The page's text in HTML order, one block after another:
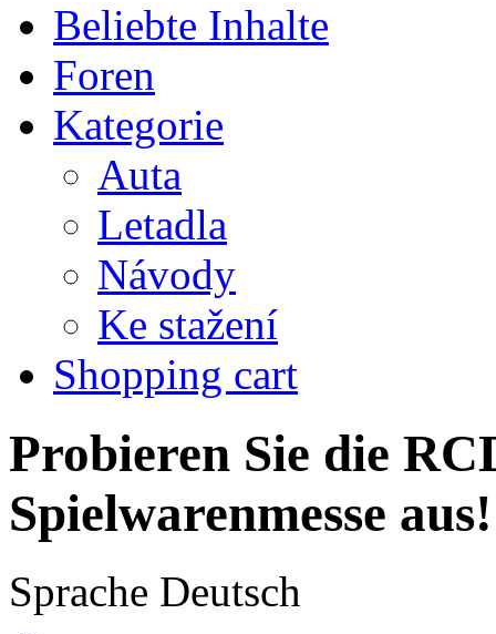
Beliebte Inhalte
Foren
Kategorie
Auta
Letadla
Návody
Ke stažení
Shopping cart
Probieren Sie die
Spielwarenmesse aus!
Sprache Deutsch